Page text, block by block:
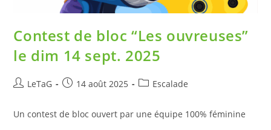
Contest de bloc “Les ouvreuses”
le dim 14 sept. 2025
LeTaG 14 août 2025 Escalade
Un contest de bloc ouvert par une équipe 100% féminine